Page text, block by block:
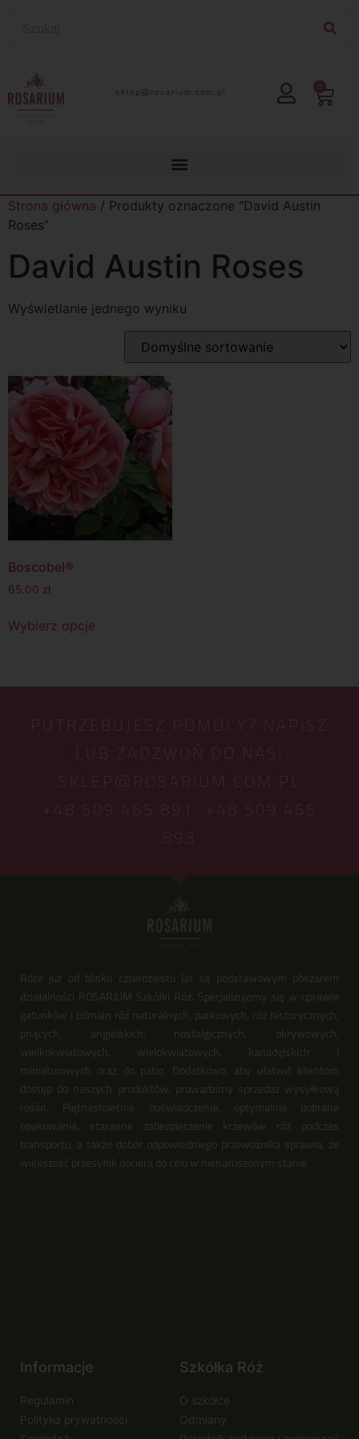
lp.moc.muirasor@pelks 0
Strona główna / Produkty oznaczone “David Austin
Roses”
David Austin Roses
Wyświetlanie jednego wyniku
Boscobel®
65.00 zł
Wybierz opcje
POTRZEBUJESZ POMOCY? NAPISZ
LUB ZADZWOŃ DO NAS!
SKLEP@ROSARIUM.COM.PL
+48 509 465 891,
+48 509 465
893
Róże już od blisko czterdziestu lat są podstawowym obszarem
działalności ROSARIUM Szkółki Róż. Specjalizujemy się w uprawie
gatunków i odmian róż naturalnych, parkowych, róż historycznych,
pnących, angielskich, nostalgicznych, okrywowych,
wielkokwiatowych, wielokwiatowych, kanadyjskich i
miniaturowych oraz do patio. Dodatkowo, aby ułatwić klientom
dostęp do naszych produktów, prowadzimy sprzedaż wysyłkową
roślin. Piętnastoletnie doświadczenie, optymalnie dobrane
opakowania, staranne zabezpieczenie krzewów róż podczas
transportu, a także dobór odpowiedniego przewoźnika sprawia, że
większość przesyłek dociera do celu w nienaruszonym stanie.
Informacje
Regulamin
Polityka prywatności
Szkółka Róż
O szkółce
Odmiany